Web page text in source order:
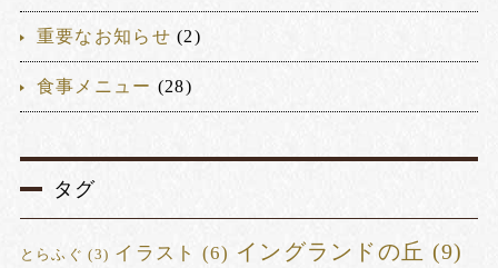
重要なお知らせ (2)
食事メニュー (28)
タグ
とらふぐ (3) イラスト (6) イングランドの丘 (9)